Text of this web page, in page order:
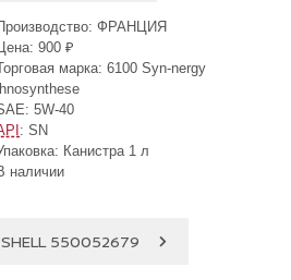
ФРАНЦИЯ
900 ₽
марка: 6100 Syn-nergy
5W-40
: SN
Канистра 1 л
наличии
SHELL 550052679